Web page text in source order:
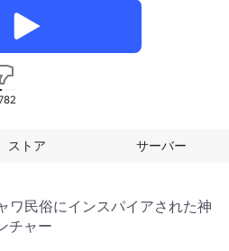
ストア サーバー
ワ民俗にインスパイアされた神
チャー